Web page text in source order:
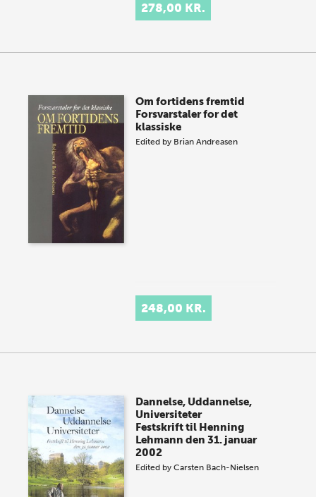
278,00 KR.
Om fortidens fremtid
Forsvarstaler for det
klassiske
Edited by Brian Andreasen
248,00 KR.
Dannelse, Uddannelse,
Universiteter
Festskrift til Henning
Lehmann den 31. januar
2002
Edited byCarsten Bach-Nielsen